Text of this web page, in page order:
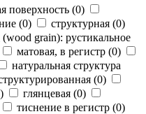
поверхность (0)
(0) структурная (0)
grain): рустикальное
матовая, в регистр (0)
натуральная структура
(0)
) глянцевая (0)
тиснение в регистр (0)